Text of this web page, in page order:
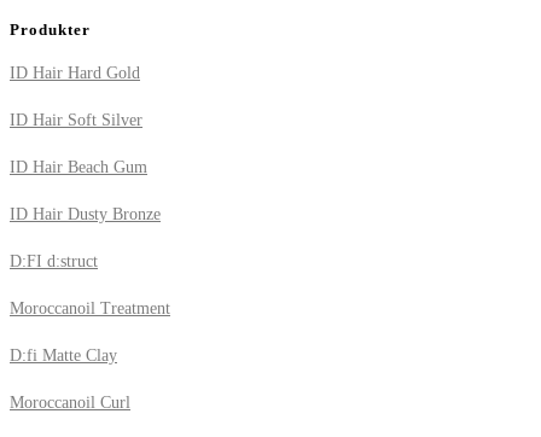
Produkter
ID Hair Hard Gold
ID Hair Soft Silver
ID Hair Beach Gum
ID Hair Dusty Bronze
D:FI d:struct
Moroccanoil Treatment
D:fi Matte Clay
Moroccanoil Curl